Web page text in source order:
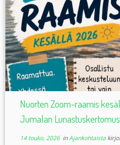
Nuorten Zoom-raamis
Jumalan Lunastuskertomus
14 touko, 2026inAjankohtaista